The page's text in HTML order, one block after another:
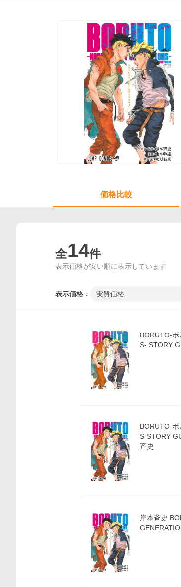
価格比較
全14件
表示価格が安い順に表示しています
表示価格： 実質価格
BORUTO-
S- STORY
BORUTO-
S-STORY
斉史
岸本斉史